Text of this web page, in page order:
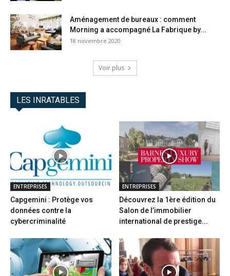
Aménagement de bureaux : comment
Morning a accompagné La Fabrique by...
18 novembre 2020
Voir plus
LES INRATABLES
ENTREPRISES
Capgemini : Protège vos
données contre la
cybercriminalité
ENTREPRISES
Découvrez la 1ère édition du
Salon de l’immobilier
international de prestige...